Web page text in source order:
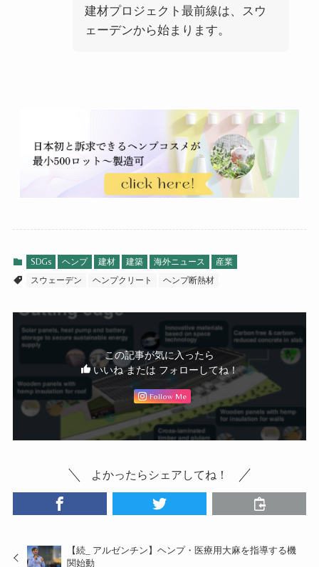
建材プロジェクト最前線は、スウ
ェーデンから始まります。
SDGs ヘンプ 建材 建築 海外ニュース
産業
スウェーデン
ヘンプクリート ヘンプ断熱材
この記事が気に入ったら
いいね または フォローしてね！
Follow Me
よかったらシェアしてね！
【続_ アルゼンチン】ヘンプ・医療用大麻を指導する機
関始動